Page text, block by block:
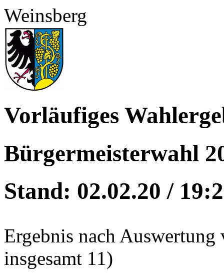
Weinsberg
Vorläufiges
Bürgermeisterwahl
Stand: 02.02.20 /
Ergebnis nach
insgesamt 11)